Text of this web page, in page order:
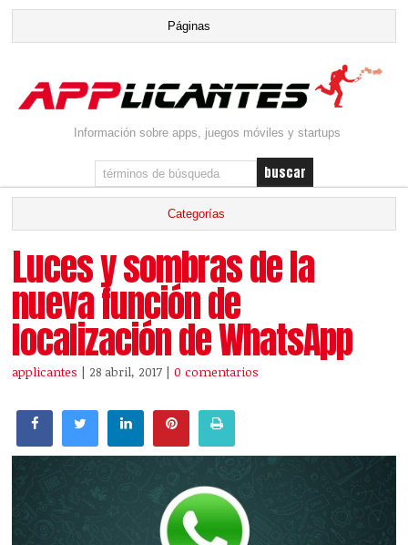
Información sobre apps, juegos móviles y startups
Luces y sombras de la
nueva función de
localización de WhatsApp
applicantes | 28 abril, 2017 |0 comentarios